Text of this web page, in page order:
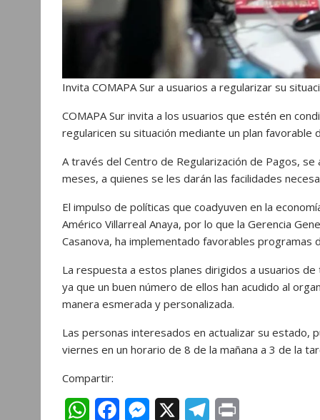
Invita COMAPA Sur a usuarios a regularizar su
COMAPA Sur invita a los usuarios que estén en
regularicen su situación mediante un plan favorable
A través del Centro de Regularización de Pagos,
meses, a quienes se les darán las facilidades
El impulso de políticas que coadyuven en la
Américo Villarreal Anaya, por lo que la Gerencia
Casanova, ha implementado favorables programas
La respuesta a estos planes dirigidos a usuarios
ya que un buen número de ellos han acudido al
manera esmerada y personalizada.
Las personas interesados en actualizar su estado,
viernes en un horario de 8 de la mañana a 3 de la
Compartir:
W